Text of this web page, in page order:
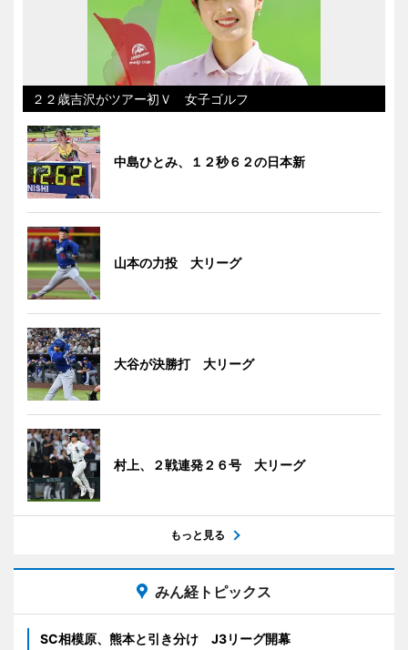
２２歳吉沢がツアー初Ｖ 女子ゴルフ
中島ひとみ、１２秒６２の日本新
山本の力投 大リーグ
大谷が決勝打 大リーグ
村上、２戦連発２６号 大リーグ
もっと見る
みん経トピックス
SC相模原、熊本と引き分け J3リーグ開幕